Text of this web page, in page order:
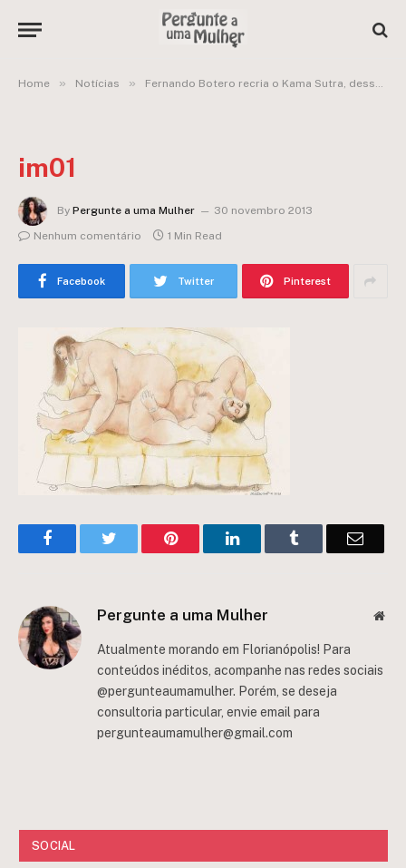
Home » Notícias » Fernando Botero recria o Kama Sutra, dessa vez com personagens gordos:
im01
By Pergunte a uma Mulher
30 novembro 2013
Nenhum comentário
1 Min Read
Facebook Twitter Pinterest
FacebookTwitter Pinterest LinkedInTumblr Email
Pergunte a uma Mulher
Atualmente morando em Florianópolis! Para
conteúdos inéditos, acompanhe nas redes sociais
@pergunteaumamulher. Porém, se deseja
consultoria particular, envie email para
pergunteaumamulher@gmail.com
SOCIAL